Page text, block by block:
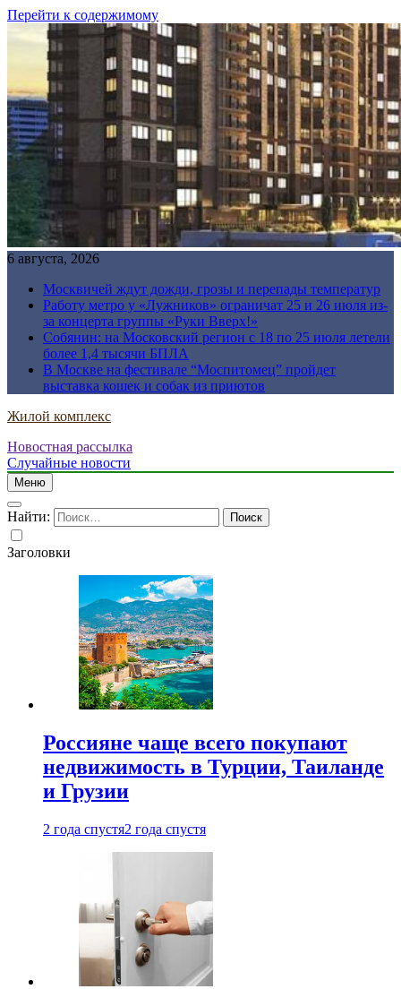
Перейти к содержимому
6 августа, 2026
Москвичей ждут дожди, грозы и перепады температур
Работу метро у «Лужников» ограничат 25 и 26 июля из-
за концерта группы «Руки Вверх!»
Собянин: на Московский регион с 18 по 25 июля летели
более 1,4 тысячи БПЛА
В Москве на фестивале “Моспитомец” пройдет
выставка кошек и собак из приютов
Жилой комплекс
Новостная рассылка
Случайные новости
Меню
Найти:
Заголовки
Россияне чаще всего покупают
недвижимость в Турции, Таиланде
и Грузии
2 года спустя2 года спустя